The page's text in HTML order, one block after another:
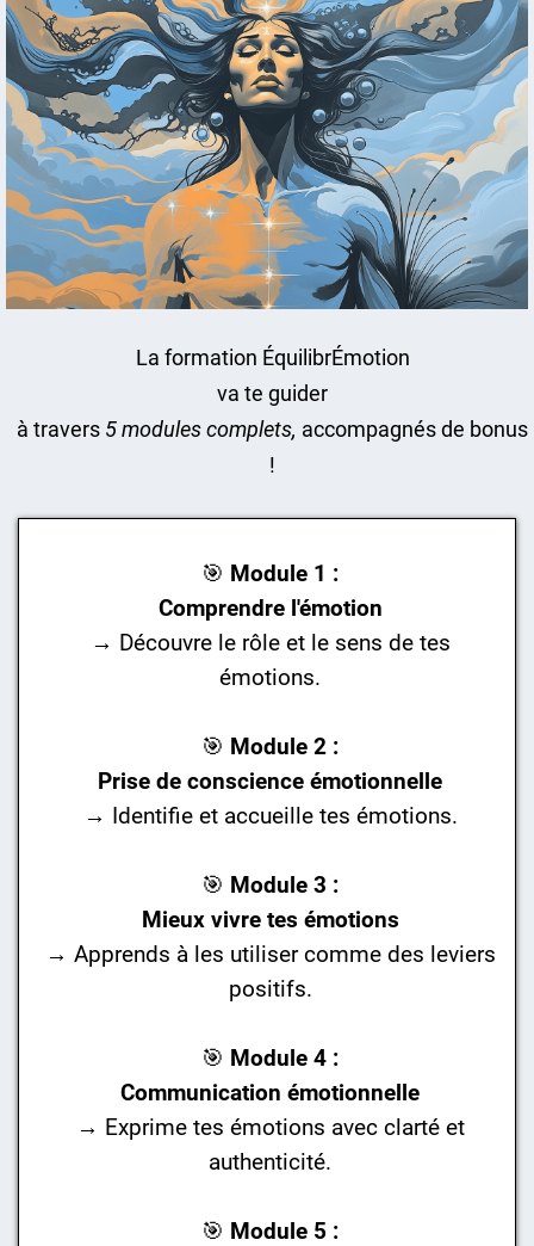
La formation ÉquilibrÉmotion
va te guider
à travers 5 modules complets, accompagnés de bonus
!
🎯 Module 1 :
Comprendre l'émotion
→ Découvre le rôle et le sens de tes
émotions.
🎯 Module 2 :
Prise de conscience émotionnelle
→ Identifie et accueille tes émotions.
🎯 Module 3 :
Mieux vivre tes émotions
→ Apprends à les utiliser comme des leviers
positifs.
🎯 Module 4 :
Communication émotionnelle
→ Exprime tes émotions avec clarté et
authenticité.
🎯 Module 5 :